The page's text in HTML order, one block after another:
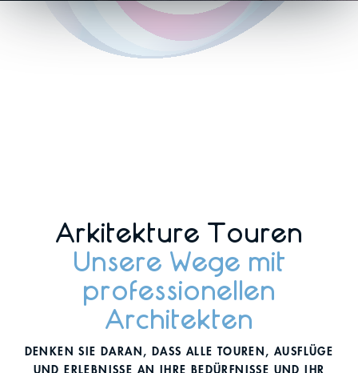
Arkitekture Touren
Unsere Wege mit
professionellen
Architekten
DENKEN SIE DARAN, DASS ALLE TOUREN, AUSFLÜGE
UND ERLEBNISSE AN IHRE BEDÜRFNISSE UND IHR